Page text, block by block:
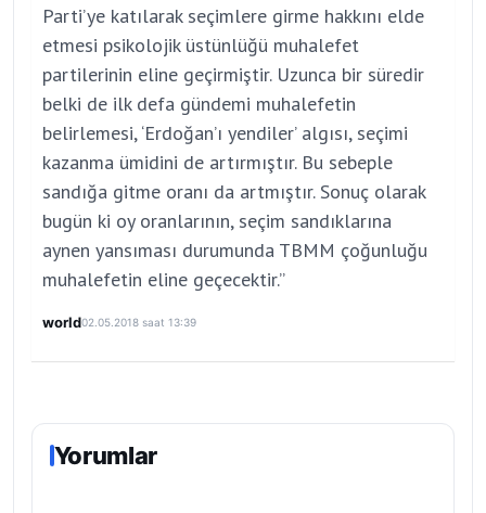
Parti’ye katılarak seçimlere girme hakkını elde
etmesi psikolojik üstünlüğü muhalefet
partilerinin eline geçirmiştir. Uzunca bir süredir
belki de ilk defa gündemi muhalefetin
belirlemesi, ‘Erdoğan’ı yendiler’ algısı, seçimi
kazanma ümidini de artırmıştır. Bu sebeple
sandığa gitme oranı da artmıştır. Sonuç olarak
bugün ki oy oranlarının, seçim sandıklarına
aynen yansıması durumunda TBMM çoğunluğu
muhalefetin eline geçecektir.”
world02.05.2018 saat 13:39
Yorumlar